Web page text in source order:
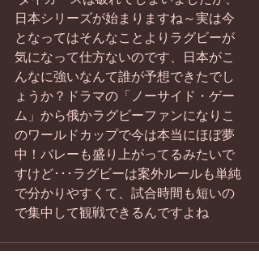
日本シリーズが始まりますね～実は今
となってはそんなことよりラグビーが
気になって仕方ないのです、日本がこ
んなに強いなんて誰が予想できたでし
ょうか？ドラマの「ノーサイド・ゲー
ム」から俄かラグビーファンになりこ
のワールドカップで今は本当にほぼ夢
中！バレーも盛り上がってるみたいで
すけど･･･ラグビーは案外ルールも単純
で分かりやすくて、試合時間も短いの
で集中して観戦できるんですよね